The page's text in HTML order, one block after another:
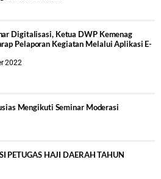
Digitalisasi, Ketua DWP Kemenag
Pelaporan Kegiatan Melalui Aplikasi E-
2022
Mengikuti Seminar Moderasi
PETUGAS HAJI DAERAH TAHUN